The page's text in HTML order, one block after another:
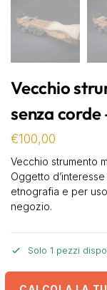
Vecchio
senza
€100,00
Vecchio strumento
Oggetto
etnografia e per
negozio.
Solo 1 pezzi